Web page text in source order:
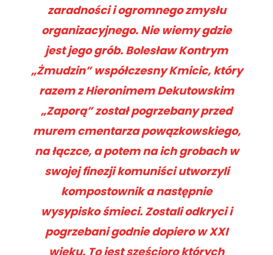
zaradności i ogromnego zmysłu
organizacyjnego. Nie wiemy gdzie
jest jego grób. Bolesław Kontrym
„Żmudzin” współczesny Kmicic, który
razem z Hieronimem Dekutowskim
„Zaporą” został pogrzebany przed
murem cmentarza powązkowskiego,
na łączce, a potem na ich grobach w
swojej finezji komuniści utworzyli
kompostownik a następnie
wysypisko śmieci. Zostali odkryci i
pogrzebani godnie dopiero w XXI
wieku. To jest sześcioro których